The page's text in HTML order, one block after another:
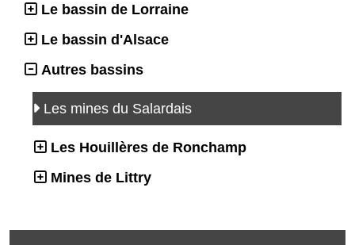
Le bassin de Lorraine
Le bassin d'Alsace
Autres bassins
Les mines du Salardais
Les Houillères de Ronchamp
Mines de Littry